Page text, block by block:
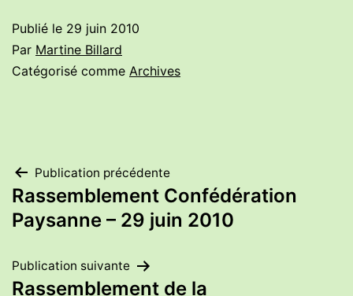
Publié le 29 juin 2010
Par Martine Billard
Catégorisé comme Archives
Navigation
de
l’article
Publication précédente
Rassemblement Confédération
Paysanne – 29 juin 2010
Publication suivante
Rassemblement de la